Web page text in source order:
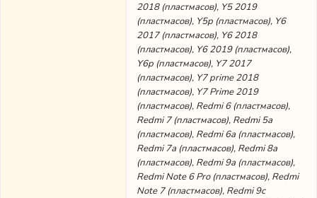
2018 (пластмасов), Y5 2019
(пластмасов), Y5p (пластмасов), Y6
2017 (пластмасов), Y6 2018
(пластмасов), Y6 2019 (пластмасов),
Y6p (пластмасов), Y7 2017
(пластмасов), Y7 prime 2018
(пластмасов), Y7 Prime 2019
(пластмасов), Redmi 6 (пластмасов),
Redmi 7 (пластмасов), Redmi 5a
(пластмасов), Redmi 6a (пластмасов),
Redmi 7a (пластмасов), Redmi 8a
(пластмасов), Redmi 9a (пластмасов),
Redmi Note 6 Pro (пластмасов), Redmi
Note 7 (пластмасов), Redmi 9c